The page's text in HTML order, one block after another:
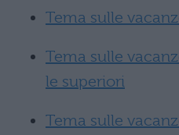
Tema sulle
Tema sulle
le superiori
Tema sulle